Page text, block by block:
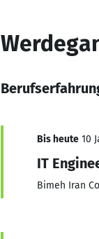
Bis heute 10
IT
Bimeh Iran